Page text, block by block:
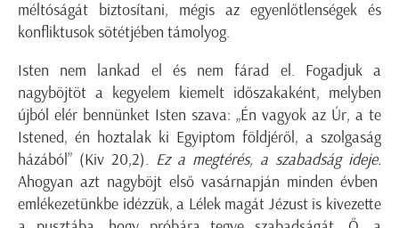
méltóságát biztosítani, mégis az egyenlőtlenségek és
konfliktusok sötétjében támolyog.
Isten nem lankad el és nem fárad el. Fogadjuk a
nagyböjtöt a kegyelem kiemelt időszakaként, melyben
újból elér bennünket Isten szava: „Én vagyok az Úr, a te
Istened, én hoztalak ki Egyiptom földjéről, a szolgaság
házából” (Kiv 20,2). Ez a megtérés, a szabadság ideje.
Ahogyan azt nagyböjt első vasárnapján minden évben
emlékezetünkbe idézzük, a Lélek magát Jézust is kivezette